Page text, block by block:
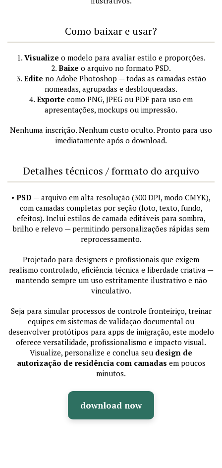
Como baixar e usar?
1. Visualize o modelo para avaliar estilo e proporções.
2. Baixe o arquivo no formato PSD.
3. Edite no Adobe Photoshop — todas as camadas estão
nomeadas, agrupadas e desbloqueadas.
4. Exporte como PNG, JPEG ou PDF para uso em
apresentações, mockups ou impressão.
Nenhuma inscrição. Nenhum custo oculto. Pronto para uso
imediatamente após o download.
Detalhes técnicos / formato do arquivo
• PSD — arquivo em alta resolução (300 DPI, modo CMYK),
com camadas completas por seção (foto, texto, fundo,
efeitos). Inclui estilos de camada editáveis para sombra,
brilho e relevo — permitindo personalizações rápidas sem
reprocessamento.
Projetado para designers e profissionais que exigem
realismo controlado, eficiência técnica e liberdade criativa —
mantendo sempre um uso estritamente ilustrativo e não
vinculativo.
Seja para simular processos de controle fronteiriço, treinar
equipes em sistemas de validação documental ou
desenvolver protótipos para apps de imigração, este modelo
oferece versatilidade, profissionalismo e impacto visual.
Visualize, personalize e conclua seu design de
autorização de residência com camadas em poucos
minutos.
download now